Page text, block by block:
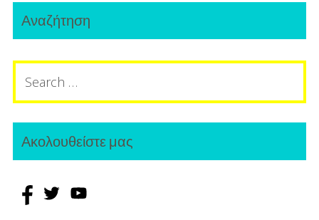
Primary
Sidebar
Αναζήτηση
Search
for:
Ακολουθείστε μας